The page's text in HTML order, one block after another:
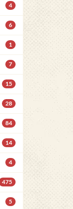
4
6
1
7
15
28
84
14
4
475
5